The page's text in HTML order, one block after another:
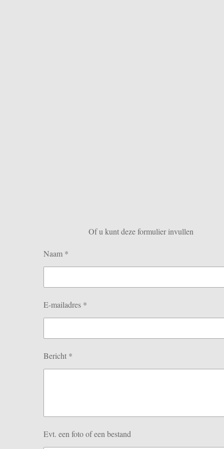
Of u kunt deze formulier invullen
Naam *
E-mailadres *
Bericht *
Evt. een foto of een bestand